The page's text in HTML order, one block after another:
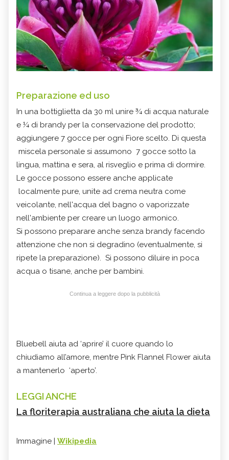
Preparazione ed uso
In una bottiglietta da 30 ml unire ¾ di acqua naturale
e ¼ di brandy per la conservazione del prodotto;
aggiungere 7 gocce per ogni Fiore scelto. Di questa
miscela personale si assumono 7 gocce sotto la
lingua, mattina e sera, al risveglio e prima di dormire.
Le gocce possono essere anche applicate
localmente pure, unite ad crema neutra come
veicolante, nell'acqua del bagno o vaporizzate
nell'ambiente per creare un luogo armonico.
Si possono preparare anche senza brandy facendo
attenzione che non si degradino (eventualmente, si
ripete la preparazione). Si possono diluire in poca
acqua o tisane, anche per bambini.
Continua a leggere dopo la pubblicità
Bluebell aiuta ad ‘aprire’ il cuore quando lo
chiudiamo all’amore, mentre Pink Flannel Flower aiuta
a mantenerlo ‘aperto’.
LEGGI ANCHE
La floriterapia australiana che aiuta la dieta
Immagine | Wikipedia